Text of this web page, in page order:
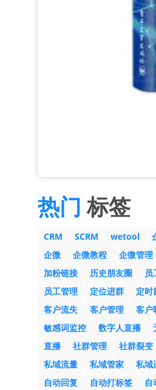
热门 标签
CRM SCRM wetool
企微
企微教程 企微管理
加粉链接
历史朋友圈 员
员工管理
定位进群 定时
客户流失
客户管理 客户
敏感词监控
数字人直播
直播
社群管理 社群裂变
私域流量
私域管家 私域
自动回复
自动打标签 自